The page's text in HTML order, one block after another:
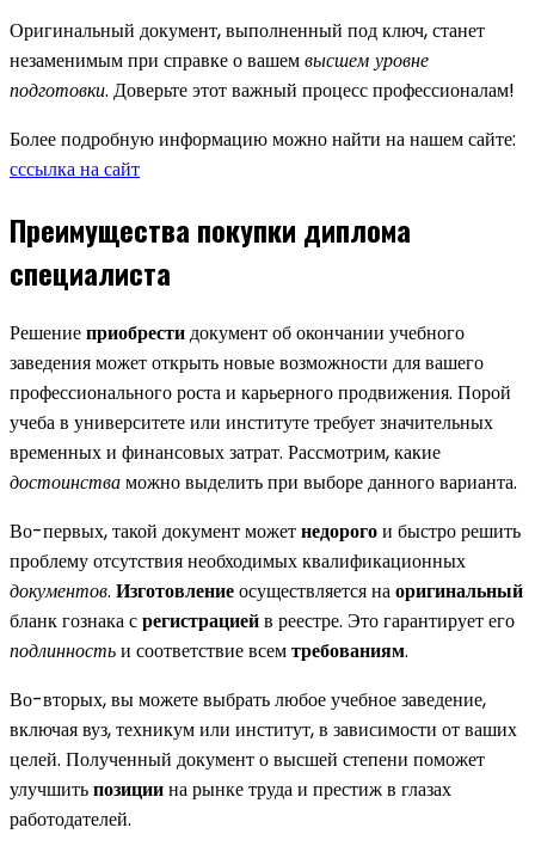
Оригинальный документ, выполненный под ключ, станет
незаменимым при справке о вашемвысшем уровне
подготовки. Доверьте этот важный процесс профессионалам!
Более подробную информацию можно найти на нашем сайте:
сссылка на сайт
Преимущества покупки диплома
специалиста
Решениеприобрестидокумент об окончании учебного
заведения может открыть новые возможности для вашего
профессионального роста и карьерного продвижения. Порой
учеба в университете или институте требует значительных
временных и финансовых затрат. Рассмотрим, какие
достоинстваможно выделить при выборе данного варианта.
Во-первых, такой документ можетнедорогои быстро решить
проблему отсутствия необходимых квалификационных
документов. Изготовлениеосуществляется наоригинальный
бланк гознака срегистрациейв реестре. Это гарантирует его
подлинностьи соответствие всемтребованиям.
Во-вторых, вы можете выбрать любое учебное заведение,
включая вуз, техникум или институт, в зависимости от ваших
целей. Полученный документ о высшей степени поможет
улучшитьпозициина рынке труда и престиж в глазах
работодателей.